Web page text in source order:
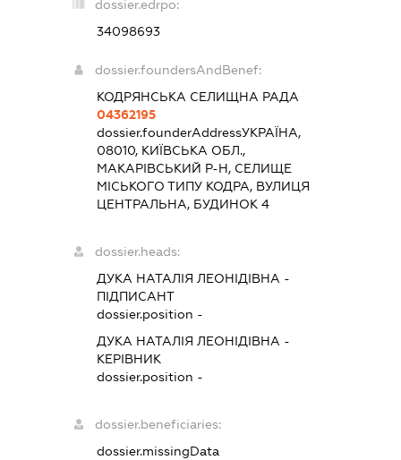
dossier.edrpo:
34098693
dossier.foundersAndBenef:
КОДРЯНСЬКА СЕЛИЩНА РАДА
04362195
dossier.founderAddressУКРАЇНА,
08010, КИЇВСЬКА ОБЛ.,
МАКАРІВСЬКИЙ Р-Н, СЕЛИЩЕ
МІСЬКОГО ТИПУ КОДРА, ВУЛИЦЯ
ЦЕНТРАЛЬНА, БУДИНОК 4
dossier.heads:
ДУКА НАТАЛІЯ ЛЕОНІДІВНА -
ПІДПИСАНТ
dossier.position -
ДУКА НАТАЛІЯ ЛЕОНІДІВНА -
КЕРІВНИК
dossier.position -
dossier.beneficiaries:
dossier.missingData